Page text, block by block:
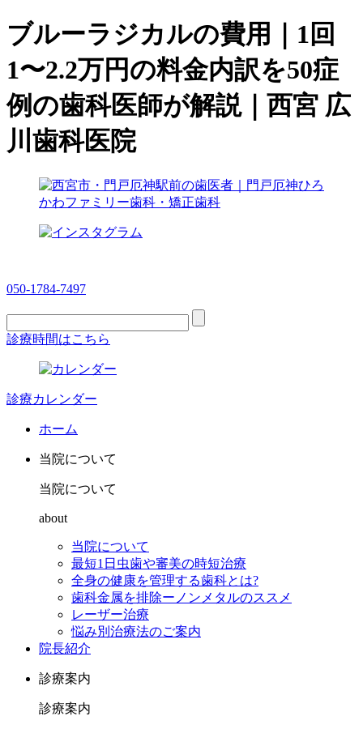
ブルーラジカルの費用｜1回
1〜2.2万円の料金内訳を50症
例の歯科医師が解説｜西宮 広
川歯科医院
050-1784-7497
診療時間はこちら
診療カレンダー
ホーム
当院について
当院について
about
当院について
最短1日虫歯や審美の時短治療
全身の健康を管理する歯科とは?
歯科金属を排除ーノンメタルのススメ
レーザー治療
悩み別治療法のご案内
院長紹介
診療案内
診療案内